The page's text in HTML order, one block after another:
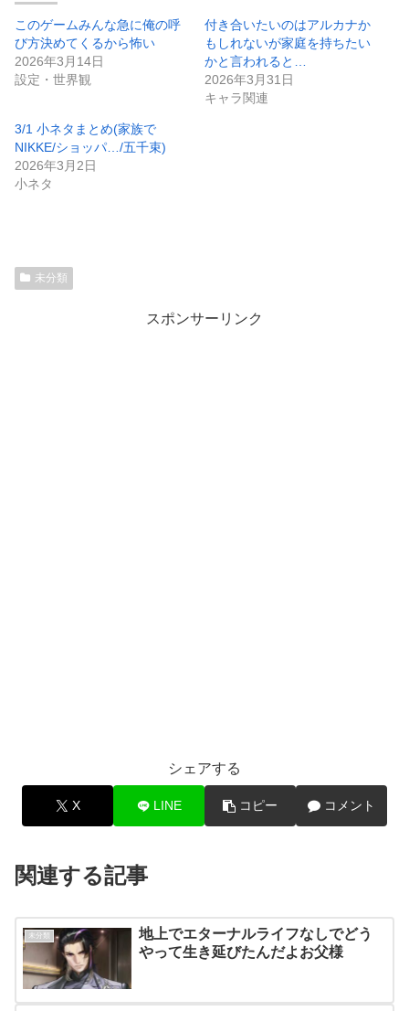
このゲームみんな急に俺の呼
び方決めてくるから怖い
2026年3月14日
設定・世界観
付き合いたいのはアルカナか
もしれないが家庭を持ちたい
かと言われると…
2026年3月31日
キャラ関連
3/1 小ネタまとめ(家族で
NIKKE/ショッパ…/五千束)
2026年3月2日
小ネタ
未分類
スポンサーリンク
シェアする
X LINE コピー コメント
関連する記事
未分類
地上でエターナルライフなしでどう
やって生き延びたんだよお父様